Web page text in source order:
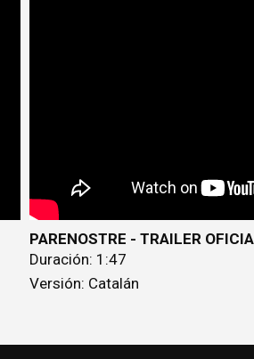
PARENOSTRE - TRAILER
Duración: 1:47
Versión: Catalán